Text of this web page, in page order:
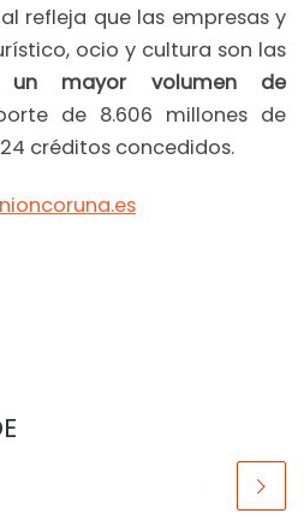
refleja que las empresas y
ocio y cultura son las
un mayor volumen de
de 8.606 millones de
créditos concedidos.